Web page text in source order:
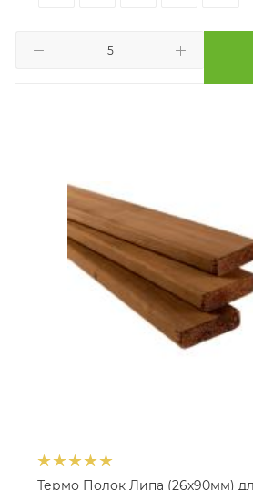
Термо Полок Липа (26х90мм)